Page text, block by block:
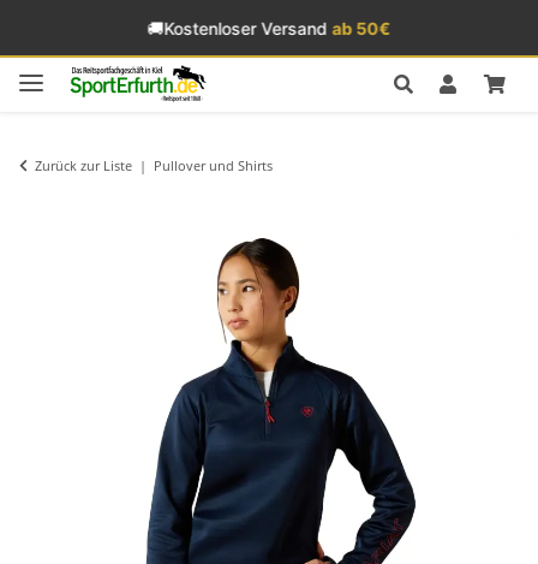
🚚Kostenloser Versandab 50€
Zurück zur Liste Pullover und Shirts